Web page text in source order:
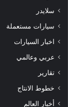
سلايدر
سيارات مستعملة
اخبار السيارات
عربي وعالمي
تقارير
خطوط الانتاج
أخبار العالم